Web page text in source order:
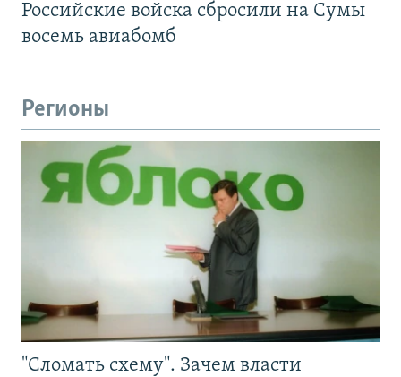
Российские войска сбросили на Сумы
восемь авиабомб
Регионы
"Сломать схему". Зачем власти